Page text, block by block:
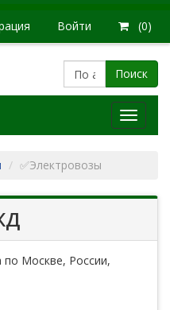
Войти (0)
Поиск
Модели
✅Электровозы
Москве, России,